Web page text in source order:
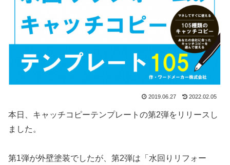
2019.06.27 2022.02.05
本日、キャッチコピーテンプレートの第2弾をリリースし
ました。
第1弾が外壁塗装でしたが、第2弾は「水回りリフォー